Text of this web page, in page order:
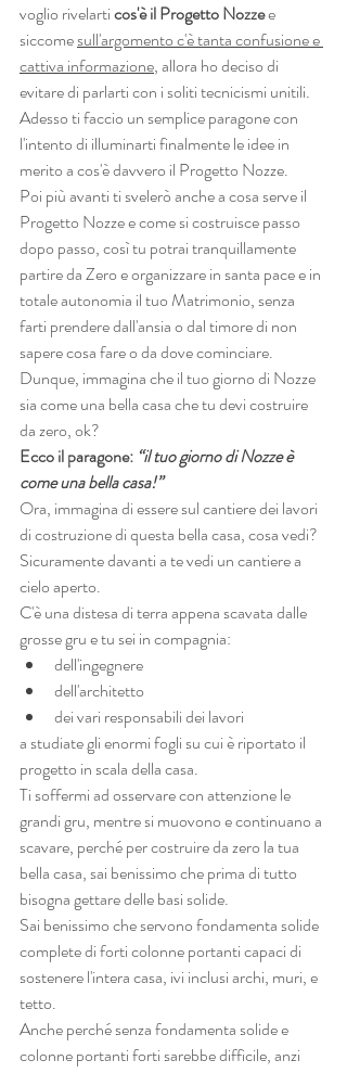
voglio rivelarti cos'è il Progetto Nozze e
siccome sull'argomento c'è tanta confusione e
cattiva informazione, allora ho deciso di
evitare di parlarti con i soliti tecnicismi unitili.
Adesso ti faccio un semplice paragone con
l'intento di illuminarti finalmente le idee in
merito a cos'è davvero il Progetto Nozze.
Poi più avanti ti svelerò anche a cosa serve il
Progetto Nozze e come si costruisce passo
dopo passo, così tu potrai tranquillamente
partire da Zero e organizzare in santa pace e in
totale autonomia il tuo Matrimonio, senza
farti prendere dall'ansia o dal timore di non
sapere cosa fare o da dove cominciare.
Dunque, immagina che il tuo giorno di Nozze
sia come una bella casa che tu devi costruire
da zero, ok?
Ecco il paragone: “il tuo giorno di Nozze è
come una bella casa!”
Ora, immagina di essere sul cantiere dei lavori
di costruzione di questa bella casa, cosa vedi?
Sicuramente davanti a te vedi un cantiere a
cielo aperto.
C'è una distesa di terra appena scavata dalle
grosse gru e tu sei in compagnia:
dell'ingegnere
dell'architetto
dei vari responsabili dei lavori
a studiate gli enormi fogli su cui è riportato il
progetto in scala della casa.
Ti soffermi ad osservare con attenzione le
grandi gru, mentre si muovono e continuano a
scavare, perché per costruire da zero la tua
bella casa, sai benissimo che prima di tutto
bisogna gettare delle basi solide.
Sai benissimo che servono fondamenta solide
complete di forti colonne portanti capaci di
sostenere l'intera casa, ivi inclusi archi, muri, e
tetto.
Anche perché senza fondamenta solide e
colonne portanti forti sarebbe difficile, anzi